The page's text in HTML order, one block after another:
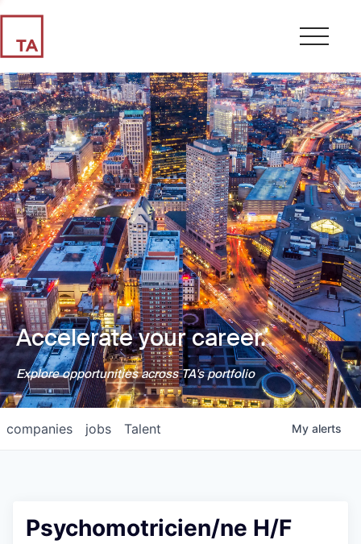
Accelerate your career.
Explore opportunities across TA's portfolio
jobs
companies Talent My alerts
Psychomotricien/ne H/F